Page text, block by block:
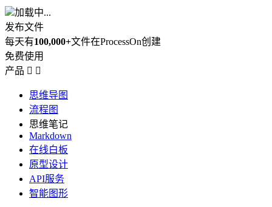
加载中...
发布文件
每天有100,000+文件在ProcessOn创建
免费使用
产品  
思维导图
流程图
思维笔记
Markdown
在线白板
原型设计
API服务
智能图形